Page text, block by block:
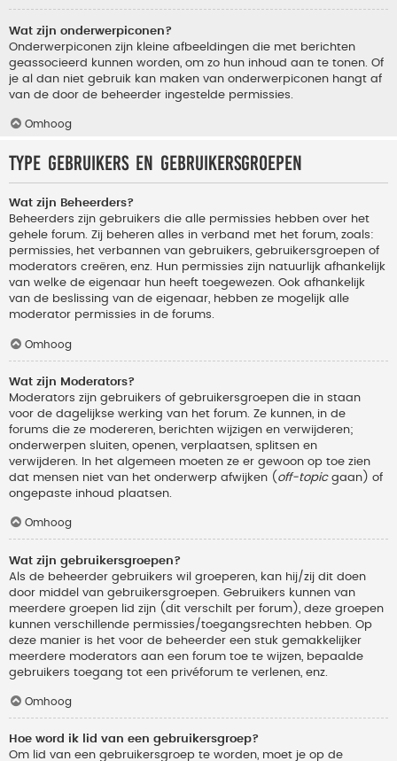
Wat zijn onderwerpiconen?
Onderwerpiconen zijn kleine afbeeldingen die met berichten
geassocieerd kunnen worden, om zo hun inhoud aan te tonen. Of
je al dan niet gebruik kan maken van onderwerpiconen hangt af
van de door de beheerder ingestelde permissies.
Omhoog
Type gebruikers en gebruikersgroepen
Wat zijn Beheerders?
Beheerders zijn gebruikers die alle permissies hebben over het
gehele forum. Zij beheren alles in verband met het forum, zoals:
permissies, het verbannen van gebruikers, gebruikersgroepen of
moderators creëren, enz. Hun permissies zijn natuurlijk afhankelijk
van welke de eigenaar hun heeft toegewezen. Ook afhankelijk
van de beslissing van de eigenaar, hebben ze mogelijk alle
moderator permissies in de forums.
Omhoog
Wat zijn Moderators?
Moderators zijn gebruikers of gebruikersgroepen die in staan
voor de dagelijkse werking van het forum. Ze kunnen, in de
forums die ze modereren, berichten wijzigen en verwijderen;
onderwerpen sluiten, openen, verplaatsen, splitsen en
verwijderen. In het algemeen moeten ze er gewoon op toe zien
dat mensen niet van het onderwerp afwijken ( off-topicgaan) of
ongepaste inhoud plaatsen.
Omhoog
Wat zijn gebruikersgroepen?
Als de beheerder gebruikers wil groeperen, kan hij/zij dit doen
door middel van gebruikersgroepen. Gebruikers kunnen van
meerdere groepen lid zijn (dit verschilt per forum), deze groepen
kunnen verschillende permissies/toegangsrechten hebben. Op
deze manier is het voor de beheerder een stuk gemakkelijker
meerdere moderators aan een forum toe te wijzen, bepaalde
gebruikers toegang tot een privéforum te verlenen, enz.
Omhoog
Hoe word ik lid van een gebruikersgroep?
Om lid van een gebruikersgroep te worden, moet je op de